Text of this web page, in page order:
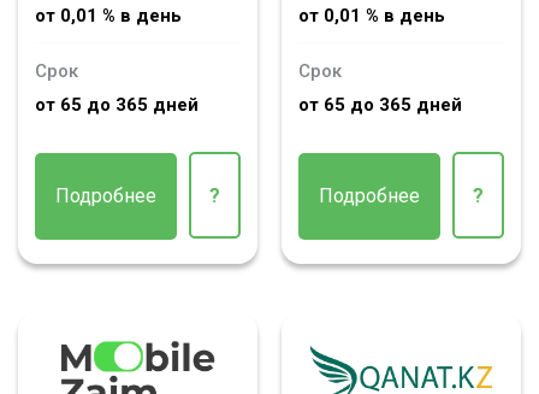
от 0,01 % в день
Срок
от 65 до 365 дней
Подробнее ?
от 0,01 % в день
Срок
от 65 до 365 дней
Подробнее ?